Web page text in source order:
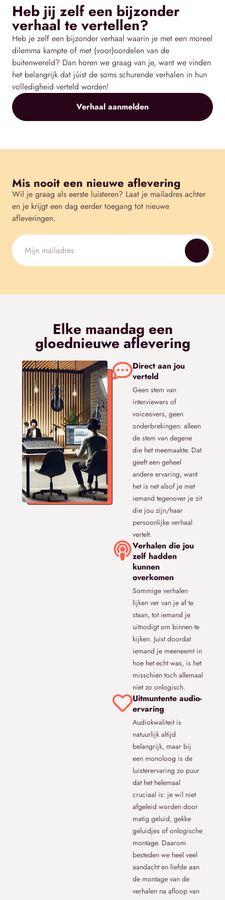
Heb jij zelf een bijzonder
verhaal te vertellen?
Heb je zelf een bijzonder verhaal waarin je met een moreel
dilemma kampte of met (voor)oordelen van de
buitenwereld? Dan horen we graag van je, want we vinden
het belangrijk dat júist de soms schurende verhalen in hun
volledigheid verteld worden!
Verhaal aanmelden
Mis nooit een nieuwe aflevering
Wil je graag als eerste luisteren? Laat je mailadres achter
en je krijgt een dag eerder toegang tot nieuwe
afleveringen.
Elke maandag een
gloednieuwe aflevering
Direct aan jou
verteld
Geen stem van
interviewers of
voiceovers, geen
onderbrekingen: alleen
de stem van degene
die het meemaakte. Dat
geeft een geheel
andere ervaring, want
het is net alsof je met
iemand tegenover je zit
die jou zijn/haar
persoonlijke verhaal
vertelt.
Verhalen die jou
zelf hadden
kunnen
overkomen
Sommige verhalen
lijken ver van je af te
staan, tot iemand je
uitnodigt om binnen te
kijken. Juist doordat
iemand je meeneemt in
hoe het echt was, is het
misschien toch allemaal
niet zo onlogisch.
Uitmuntente audio-
ervaring
Audiokwaliteit is
natuurlijk altijd
belangrijk, maar bij
een monoloog is de
luisterervaring zo puur
dat het helemaal
cruciaal is: je wil niet
afgeleid worden door
matig geluid, gekke
geluidjes of onlogische
montage. Daarom
besteden we heel veel
aandacht en liefde aan
de montage van de
verhalen na afloop van